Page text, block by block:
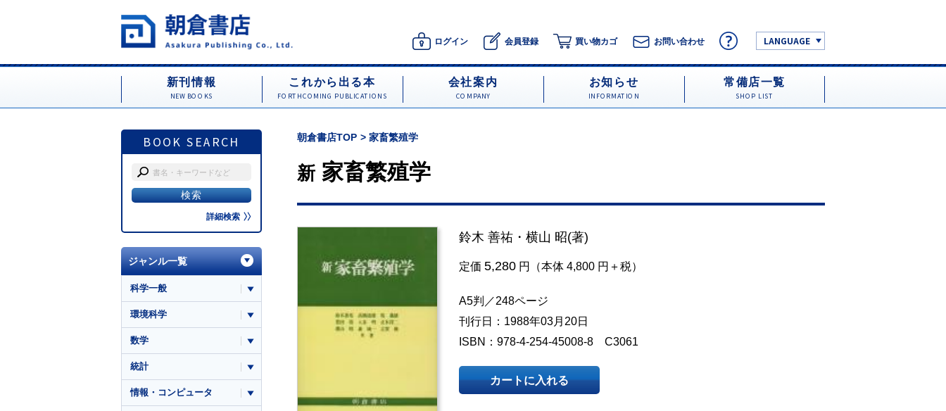
ログイン 会員登録 買い物カゴ お問い合わせ LANGUAGE
新刊情報
NEW BOOKS
これから出る本
FORTHCOMING PUBLICATIONS
会社案内
COMPANY
お知らせ
INFORMATION
常備店一覧
SHOP LIST
BOOK SEARCH
詳細検索
朝倉書店TOP 家畜繁殖学
新 家畜繁殖学
鈴木 善祐 ・ 横山 昭(著)
定価 5,280 円（本体 4,800 円＋税）
A5判／248ページ
刊行日：1988年03月20日
ISBN：978-4-254-45008-8 C3061
カートに入れる
ジャンル一覧
科学一般
環境科学
数学
統計
情報・コンピュータ